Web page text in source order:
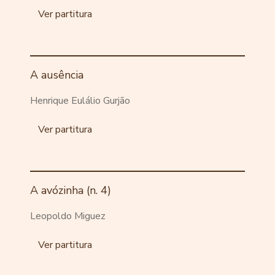
Ver partitura
A ausência
Henrique Eulálio Gurjão
Ver partitura
A avózinha (n. 4)
Leopoldo Miguez
Ver partitura